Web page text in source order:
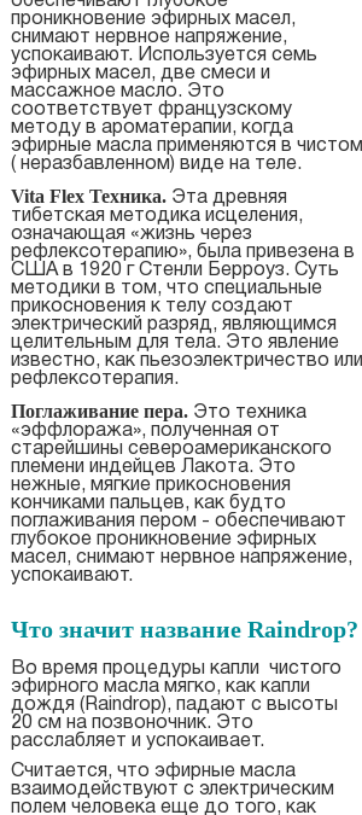
проникновение эфирных масел,
снимают нервное напряжение,
успокаивают. Используется семь
эфирных масел, две смеси и
массажное масло. Это
соответствует французскому
методу в ароматерапии, когда
эфирные масла применяются в чистом
( неразбавленном) виде на теле.
Vita Flex Техника.Эта древняя
тибетская методика исцеления,
означающая «жизнь через
рефлексотерапию», была привезена в
США в 1920 г Стенли Берроуз. Суть
методики в том, что специальные
прикосновения к телу создают
электрический разряд, являющимся
целительным для тела. Это явление
известно, как пьезоэлектричество или
рефлексотерапия.
Поглаживание пера.Это техника
«эффлоража», полученная от
старейшины североамериканского
племени индейцев Лакота. Это
нежные, мягкие прикосновения
кончиками пальцев, как будто
поглаживания пером - обеспечивают
глубокое проникновение эфирных
масел, снимают нервное напряжение,
успокаивают.
Что значит название Raindrop?
Во время процедуры капли чистого
эфирного масла мягко, как капли
дождя (Raindrop), падают с высоты
20 см на позвоночник. Это
расслабляет и успокаивает.
Считается, что эфирные масла
взаимодействуют с электрическим
полем человека еще до того, как